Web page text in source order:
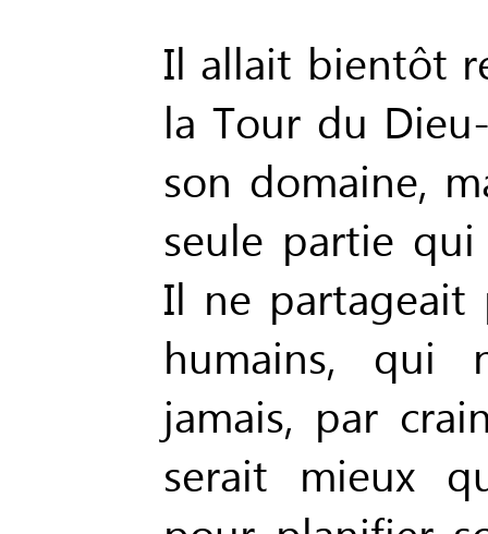
Il allait bientôt
la Tour du
son domaine,
seule partie
Il ne partageait
humains, qui
jamais, par
serait mieux